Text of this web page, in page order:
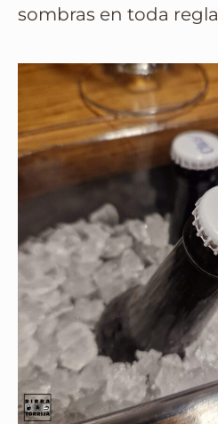
sombras en toda regla